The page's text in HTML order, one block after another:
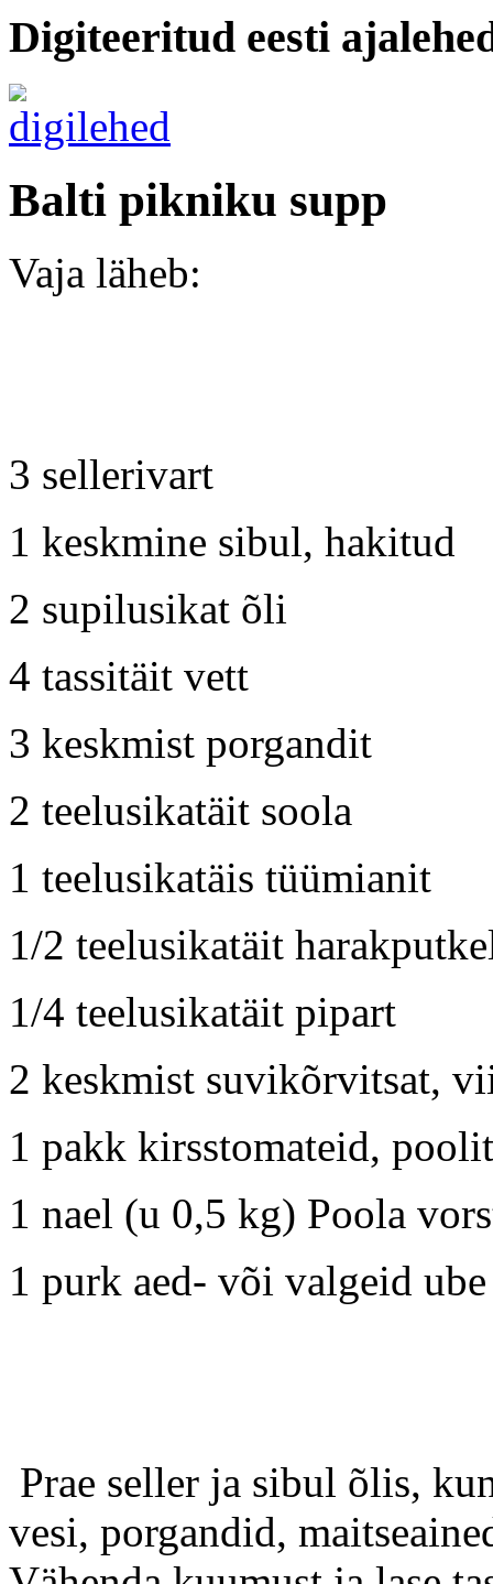
Digiteeritud eesti
Balti pikniku supp
Vaja läheb:
3 sellerivart
1 keskmine sibul, hakitud
2 supilusikat õli
4 tassitäit vett
3 keskmist porgandit
2 teelusikatäit soola
1 teelusikatäis tüümianit
1/2 teelusikatäit
1/4 teelusikatäit pipart
2 keskmist suvikõrvitsat,
1 pakk kirsstomateid,
1 nael (u 0,5 kg) Poola
1 purk aed- või valgeid ube
Prae seller ja sibul õlis,
vesi, porgandid,